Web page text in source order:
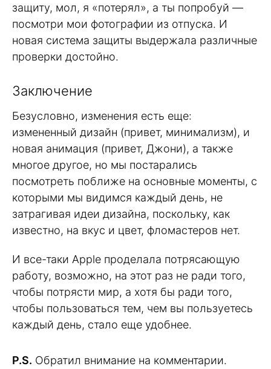
защиту, мол, я «потерял», а ты попробуй —
посмотри мои фотографии из отпуска. И
новая система защиты выдержала различные
проверки достойно.
Заключение
Безусловно, изменения есть еще:
измененный дизайн (привет, минимализм), и
новая анимация (привет, Джони), а также
многое другое, но мы постарались
посмотреть поближе на основные моменты, с
которыми мы видимся каждый день, не
затрагивая идеи дизайна, поскольку, как
известно, на вкус и цвет, фломастеров нет.
И все-таки Apple проделала потрясающую
работу, возможно, на этот раз не ради того,
чтобы потрясти мир, а хотя бы ради того,
чтобы пользоваться тем, чем вы пользуетесь
каждый день, стало еще удобнее.
P.S. Обратил внимание на комментарии.